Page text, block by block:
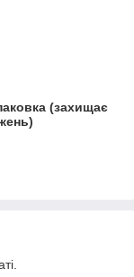
(захищає